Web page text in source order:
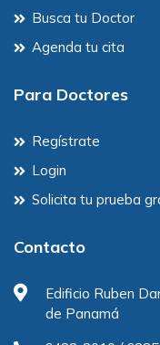
Busca tu Doctor
Agenda tu cita
Para Doctores
Regístrate
Login
Solicita tu prueba
Contacto
Edificio Ruben
de Panamá